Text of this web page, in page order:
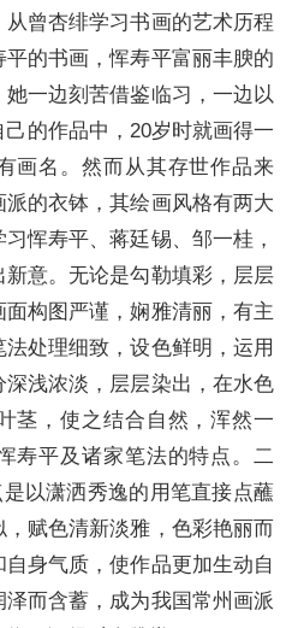
曾杏绯学习书画的艺术历程
的书画，恽寿平富丽丰腴的
一边刻苦借鉴临习，一边以
的作品中，20岁时就画得一
画名。然而从其存世作品来
的衣钵，其绘画风格有两大
恽寿平、蒋廷锡、邹一桂，
意。无论是勾勒填彩，层层
构图严谨，娴雅清丽，有主
处理细致，设色鲜明，运用
浅浓淡，层层染出，在水色
茎，使之结合自然，浑然一
寿平及诸家笔法的特点。二
以潇洒秀逸的用笔直接点蘸
赋色清新淡雅，色彩艳丽而
身气质，使作品更加生动自
而含蓄，成为我国常州画派